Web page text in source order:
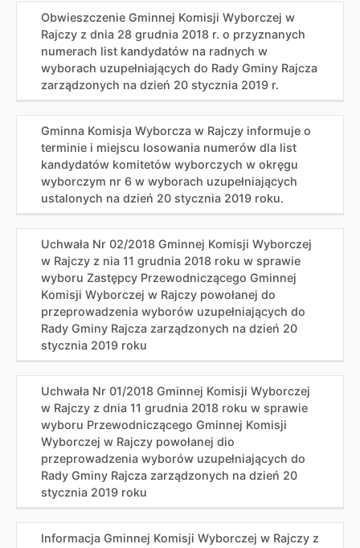
Obwieszczenie Gminnej Komisji Wyborczej w
Rajczy z dnia 28 grudnia 2018 r. o przyznanych
numerach list kandydatów na radnych w
wyborach uzupełniających do Rady Gminy Rajcza
zarządzonych na dzień 20 stycznia 2019 r.
Gminna Komisja Wyborcza w Rajczy informuje o
terminie i miejscu losowania numerów dla list
kandydatów komitetów wyborczych w okręgu
wyborczym nr 6 w wyborach uzupełniających
ustalonych na dzień 20 stycznia 2019 roku.
Uchwała Nr 02/2018 Gminnej Komisji Wyborczej
w Rajczy z nia 11 grudnia 2018 roku w sprawie
wyboru Zastępcy Przewodniczącego Gminnej
Komisji Wyborczej w Rajczy powołanej do
przeprowadzenia wyborów uzupełniających do
Rady Gminy Rajcza zarządzonych na dzień 20
stycznia 2019 roku
Uchwała Nr 01/2018 Gminnej Komisji Wyborczej
w Rajczy z dnia 11 grudnia 2018 roku w sprawie
wyboru Przewodniczącego Gminnej Komisji
Wyborczej w Rajczy powołanej dio
przeprowadzenia wyborów uzupełniających do
Rady Gminy Rajcza zarządzonych na dzień 20
stycznia 2019 roku
Informacja Gminnej Komisji Wyborczej w Rajczy z